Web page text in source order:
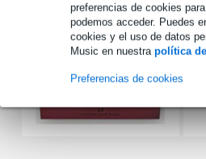
preferencias de cookies
podemos acceder. Puedes
cookies y el uso de datos
Music en nuestra política
Preferencias de cookies